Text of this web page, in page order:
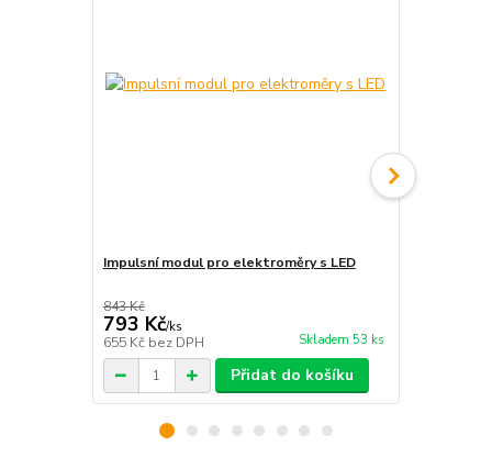
Impulsní modul pro elektroměry s LED
843 Kč
793 Kč/ks
655 Kč bez DPH Skladem 53 ks
Přidat do košíku